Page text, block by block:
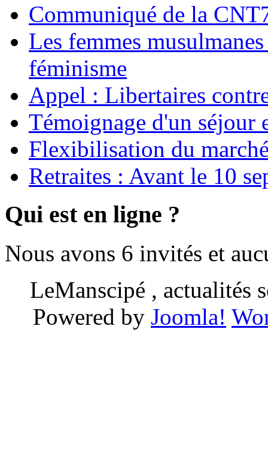
Communiqué de la
Les femmes
féminisme
Appel : Libertaires
Témoignage d'un séjour
Flexibilisation du
Retraites : Avant le 10
Qui est en ligne ?
Nous avons 6 invités et
LeManscipé , actualités
Powered by Joomla!